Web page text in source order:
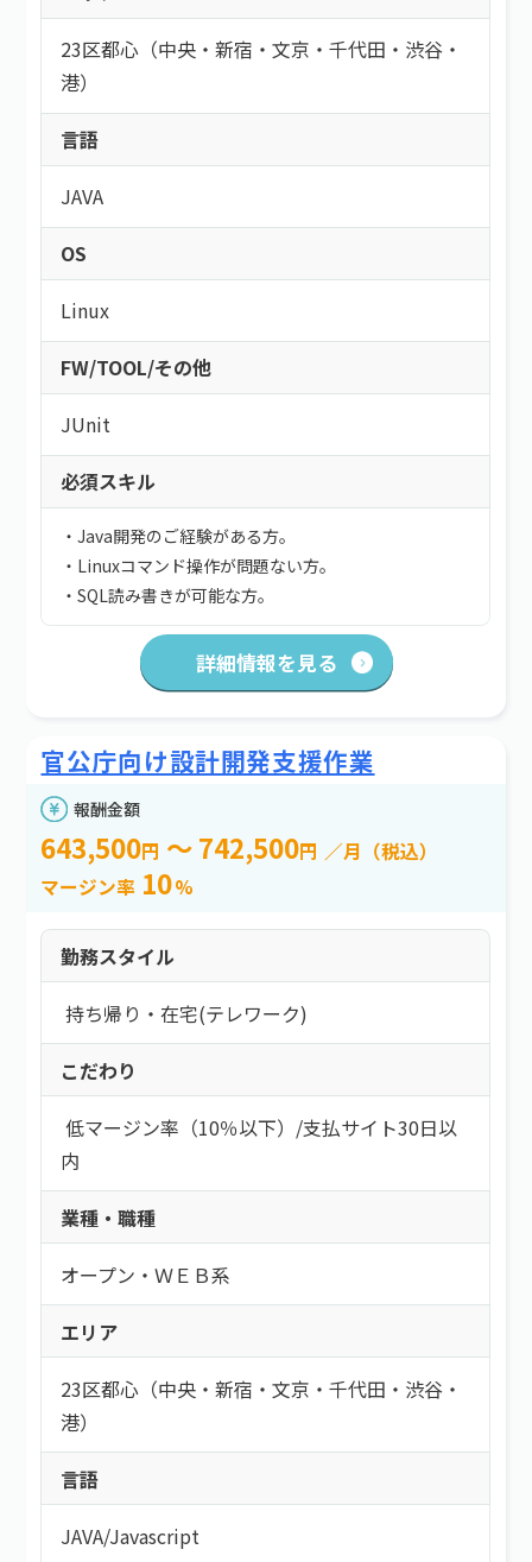
23区都心（中央・新宿・文京・千代田・渋谷・
港）
言語
JAVA
OS
Linux
FW/TOOL/その他
JUnit
必須スキル
・Java開発のご経験がある方。
・Linuxコマンド操作が問題ない方。
・SQL読み書きが可能な方。
詳細情報を見る
官公庁向け設計開発支援作業
報酬金額
643,500円 ～ 742,500円 ／月（税込）
マージン率 10%
勤務スタイル
持ち帰り・在宅(テレワーク)
こだわり
低マージン率（10％以下） /支払サイト30日以
内
業種・職種
オープン・ＷＥＢ系
エリア
23区都心（中央・新宿・文京・千代田・渋谷・
港）
言語
JAVA/Javascript